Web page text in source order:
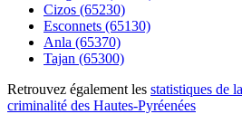
Cizos (65230)
Esconnets (65130)
Anla (65370)
Tajan (65300)
Retrouvez également les statistiques de
criminalité des Hautes-Pyréenées